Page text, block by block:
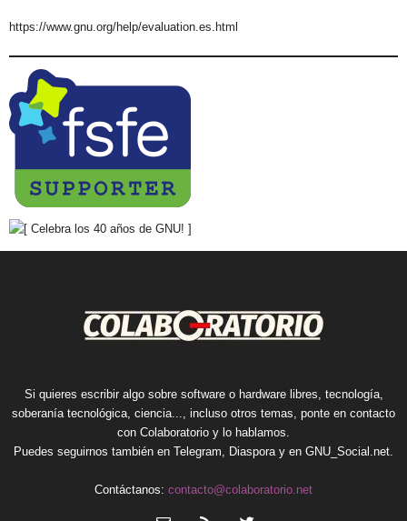
https://www.gnu.org/help/evaluation.es.html
Si quieres escribir algo sobre software o hardware libres, tecnología,
soberanía tecnológica, ciencia..., incluso otros temas, ponte en contacto
con Colaboratorio y lo hablamos.
Puedes seguirnos también en Telegram Diaspora y en GNU_Social.net
Contáctanos: contacto@colaboratorio.net